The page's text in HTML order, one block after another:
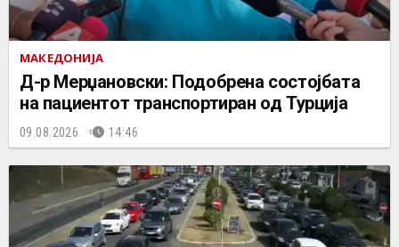
МАКЕДОНИЈА
Д-р Мерџановски: Подобрена состојбата
на пациентот транспортиран од Турција
09.08.2026. 14:46